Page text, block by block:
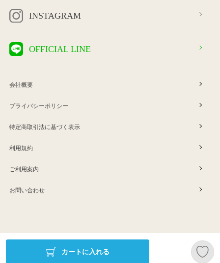
カートに入れる
INSTAGRAM
OFFICIAL LINE
会社概要
プライバシーポリシー
特定商取引法に基づく表示
利用規約
ご利用案内
お問い合わせ
Copyright © ERINA company